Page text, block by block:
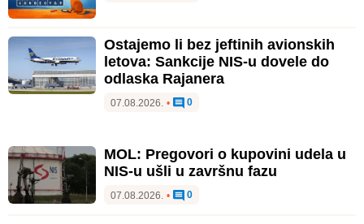
Ostajemo li bez jeftinih avionskih
letova: Sankcije NIS-u dovele do
odlaska Rajanera
07.08.2026. • 0
MOL: Pregovori o kupovini udela u
NIS-u ušli u završnu fazu
07.08.2026. • 0